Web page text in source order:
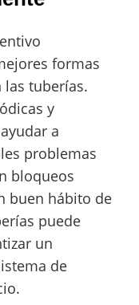
formas
las tuberías.
y
a
problemas
bloqueos
buen hábito de
puede
un
de